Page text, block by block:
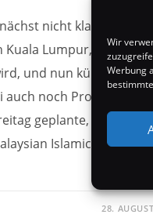
Wir
Werbung
nicht klar gewesen
Lumpur, Malaysia,
und nun kündigte
noch Proteste gegen
geplante, Konzert an.
Islamic"
28.